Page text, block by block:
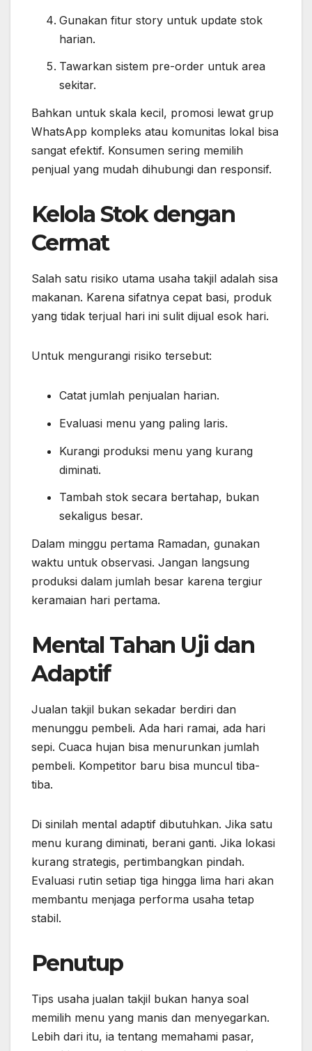
Gunakan fitur story untuk update stok
harian.
Tawarkan sistem pre-order untuk area
sekitar.
Bahkan untuk skala kecil, promosi lewat grup
WhatsApp kompleks atau komunitas lokal bisa
sangat efektif. Konsumen sering memilih
penjual yang mudah dihubungi dan responsif.
Kelola Stok dengan
Cermat
Salah satu risiko utama usaha takjil adalah sisa
makanan. Karena sifatnya cepat basi, produk
yang tidak terjual hari ini sulit dijual esok hari.
Untuk mengurangi risiko tersebut:
Catat jumlah penjualan harian.
Evaluasi menu yang paling laris.
Kurangi produksi menu yang kurang
diminati.
Tambah stok secara bertahap, bukan
sekaligus besar.
Dalam minggu pertama Ramadan, gunakan
waktu untuk observasi. Jangan langsung
produksi dalam jumlah besar karena tergiur
keramaian hari pertama.
Mental Tahan Uji dan
Adaptif
Jualan takjil bukan sekadar berdiri dan
menunggu pembeli. Ada hari ramai, ada hari
sepi. Cuaca hujan bisa menurunkan jumlah
pembeli. Kompetitor baru bisa muncul tiba-
tiba.
Di sinilah mental adaptif dibutuhkan. Jika satu
menu kurang diminati, berani ganti. Jika lokasi
kurang strategis, pertimbangkan pindah.
Evaluasi rutin setiap tiga hingga lima hari akan
membantu menjaga performa usaha tetap
stabil.
Penutup
Tips usaha jualan takjil bukan hanya soal
memilih menu yang manis dan menyegarkan.
Lebih dari itu, ia tentang memahami pasar,